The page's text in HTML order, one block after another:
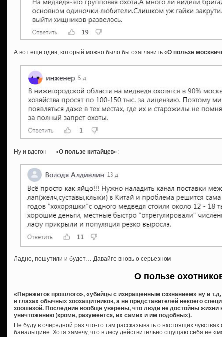
А вот еще один, который можно было бы озаглавить «О пользе
Ну и вдогон — «О пользе китайцев«:
Ладно, пошутили и будет… Давайте вновь о серьезном —
О пользе
«Пережиток прошлого», «убийцы с извращенным сознанием» ну и
в глазах обычных зоозащитников, а не представителей некоего
зоошизой. Последние вообще уверены, что люди не достойны жизни
уничтожению (кроме, разумеется, их самих и им подобных).
Не буду в очередной раз что-то там рассказывать о настоящих
банальщине. Хотя замечу, что в лесу действительно ощущаю себя не